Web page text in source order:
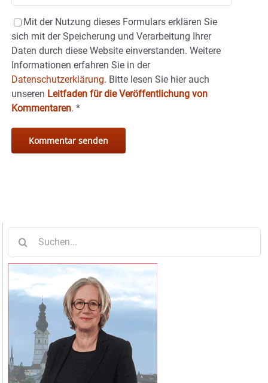
Mit der Nutzung dieses Formulars erklären Sie
sich mit der Speicherung und Verarbeitung Ihrer
Daten durch diese Website einverstanden. Weitere
Informationen erfahren Sie in der
Datenschutzerklärung. Bitte lesen Sie hier auch
unseren Leitfaden für die Veröffentlichung von
Kommentaren. *
nach: